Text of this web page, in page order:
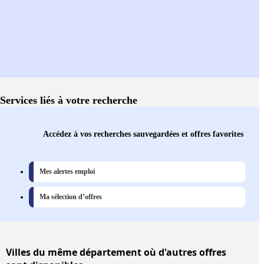
Services liés à votre recherche
Accédez à vos recherches sauvegardées et offres favorites
Mes alertes emploi
Ma sélection d’offres
Villesdu même département où d'autres offres